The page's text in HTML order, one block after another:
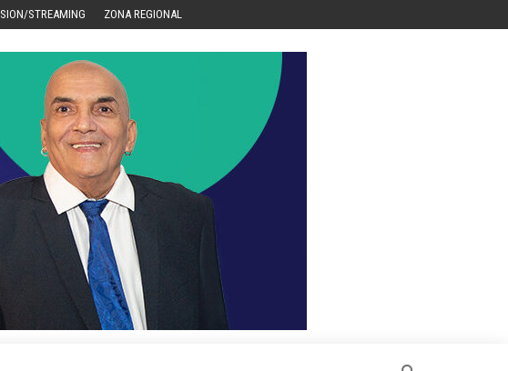
STREAMING ZONA REGIONAL